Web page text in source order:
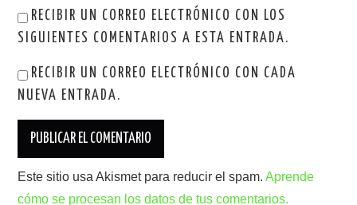
RECIBIR UN CORREO ELECTRÓNICO CON LOS
SIGUIENTES COMENTARIOS A ESTA ENTRADA.
RECIBIR UN CORREO ELECTRÓNICO CON CADA
NUEVA ENTRADA.
Este sitio usa Akismet para reducir el spam.Aprende
cómo se procesan los datos de tus comentarios.